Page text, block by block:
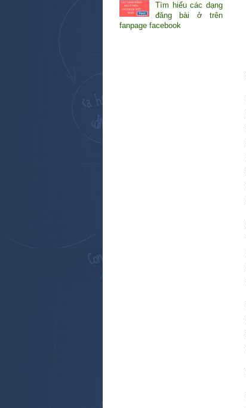
Tìm hiểu các dạng
đăng bài ở trên
fanpage facebook